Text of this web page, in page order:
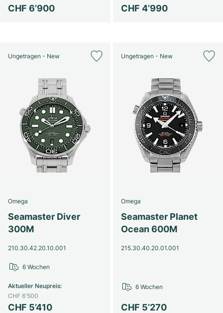
CHF 6’900 CHF 4’990
Ungetragen - New
Omega
Seamaster Diver
300M
210.30.42.20.10.001
CHF 5’410
Aktueller Neupreis:
CHF 6’500
6 Wochen
Ungetragen - New
Omega
Seamaster Planet
Ocean 600M
215.30.40.20.01.001
CHF 5’270
6 Wochen